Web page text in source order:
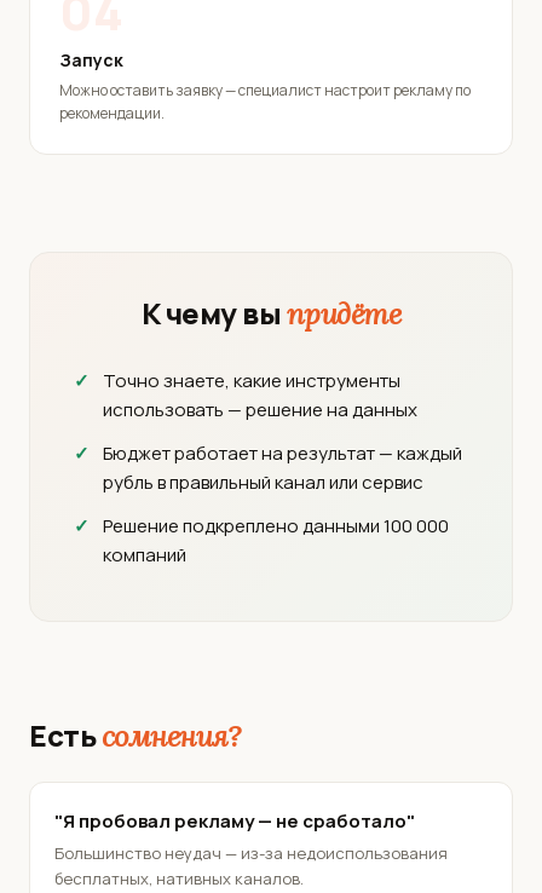
Запуск
Можно оставить заявку — специалист настроит рекламу по
рекомендации.
К чему выпридёте
Точно знаете, какие инструменты
использовать — решение на данных
Бюджет работает на результат — каждый
рубль в правильный канал или сервис
Решение подкреплено данными 100 000
компаний
Естьсомнения?
"Я пробовал рекламу — не сработало"
Большинство неудач — из-за недоиспользования
бесплатных, нативных каналов.